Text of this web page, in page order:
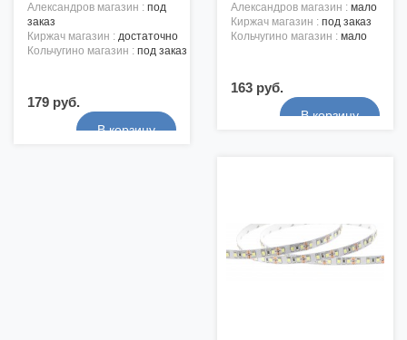
александров магазин : под
заказ
киржач магазин : достаточно
кольчугино магазин : под заказ
179 руб.
александров магазин : мало
киржач магазин : под заказ
кольчугино магазин : мало
163 руб.